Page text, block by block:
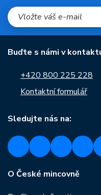
Buďte s námi v
+420 800 225 228
Kontaktní formulář
Sledujte nás na:
O České mincovně